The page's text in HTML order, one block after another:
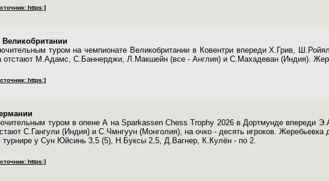
https:]
туром на чемпионате Великобритании в Ковентри впереди Х.Грив,
отстают М.Адамс, С.Баннерджи, Л.Макшейн (все - Англия) и С.Махадеван (Индия).
https:]
туром в опене А на Sparkassen Chess Trophy 2026 в Дортмунде впереди
С.Гангули (Индия) и С.Чмнгуун (Монголия), на очко - десять игроков. Жеребьевка
турнире у Сун Юйсинь 3,5 (5), Н.Буксы 2,5, Д.Вагнер, К.Кулён - по 2.
https:]